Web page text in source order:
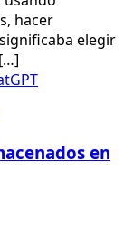
hacer
elegir
en